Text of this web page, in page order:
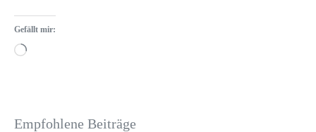
Gefällt mir:
Empfohlene Beiträge